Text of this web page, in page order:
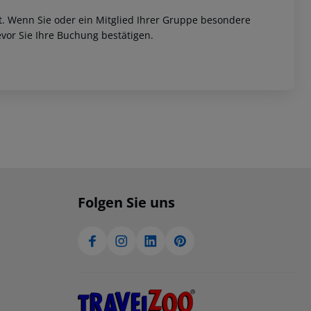
Sie oder ein Mitglied Ihrer Gruppe besondere
Sie Ihre Buchung bestätigen.
Folgen Sie uns